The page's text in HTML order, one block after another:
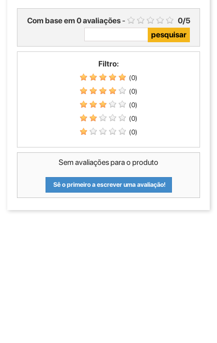
Com base em 0avaliações- 0/5
Filtro:
(0)
(0)
(0)
(0)
(0)
Sem avaliações para o produto
Sê o primeiro a escrever uma avaliação!